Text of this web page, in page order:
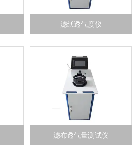
滤纸透气度仪
滤布透气量测试仪